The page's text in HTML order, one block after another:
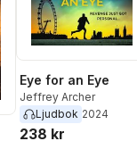
Eye for an Eye
Jeffrey Archer
Ljudbok 2024
238 kr